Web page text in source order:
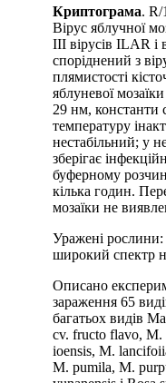
Криптограма. R/
Вірус яблучної
III вірусів ILAR і
споріднений з
плямистості
яблуневої
29 нм, константи
температуру
нестабільний; у
зберігає
буферному
кілька годин.
мозаїки не
Уражені рослини:
широкий спектр
Описано
зараження 65
багатьох видів
cv. fructo flavo, M.
ioensis, M.
M. pumila, M.